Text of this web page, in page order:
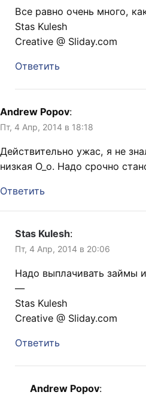
Все равно очень много,
Stas Kulesh
Creative @ Sliday.com
Ответить
Andrew Popov:
Пт, 4 Апр, 2014 в 18:18
Действительно ужас, я не
низкая О_о. Надо срочно
Ответить
Stas Kulesh:
Пт, 4 Апр, 2014 в 20:06
Надо выплачивать займы
—
Stas Kulesh
Creative @ Sliday.com
Ответить
Andrew Popov: